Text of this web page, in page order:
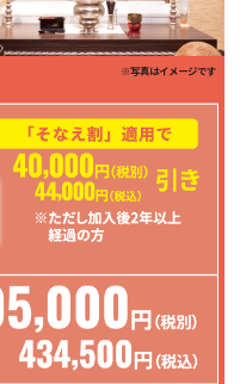
※写真はイメージです